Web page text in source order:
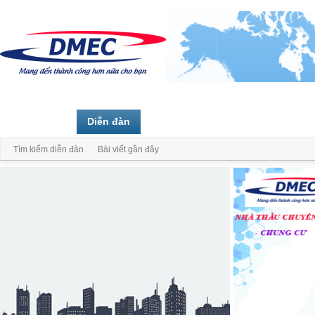
Diễn đàn
Tìm kiếm diễn đàn Bài viết gần đây